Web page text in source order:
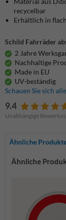
recycelbar
Erhältlich in
Schild Fahrräder
2 Jahre
Nachhaltige
Made in EU
UV-beständig
Schauen Sie sich
9.4
Unabhängige
Ähnliche
Ähnliche